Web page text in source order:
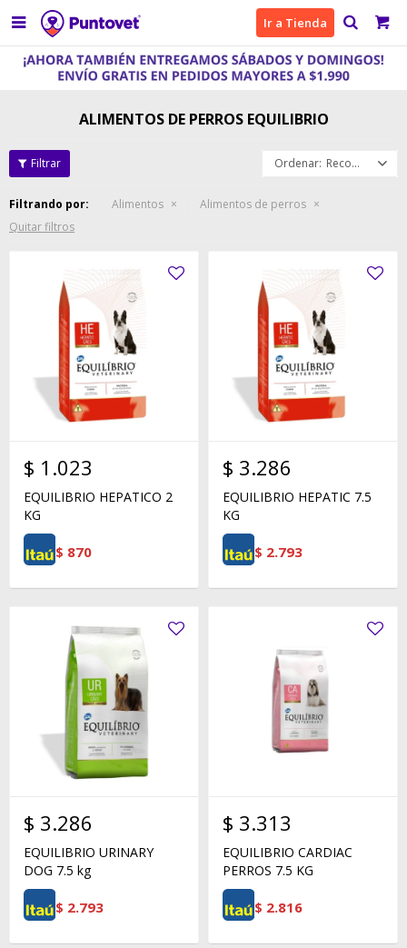
 Ir a Tienda
ALIMENTOS DE PERROS EQUILIBRIO
Recomendados
Filtrando por: Alimentos
Alimentos de perros
Quitar filtros
$ 1.023
EQUILIBRIO HEPATICO 2
KG
$ 870
$ 3.286
EQUILIBRIO HEPATIC 7.5
KG
$ 2.793
$ 3.286
EQUILIBRIO URINARY
DOG 7.5 kg
$ 2.793
$ 3.313
EQUILIBRIO CARDIAC
PERROS 7.5 KG
$ 2.816